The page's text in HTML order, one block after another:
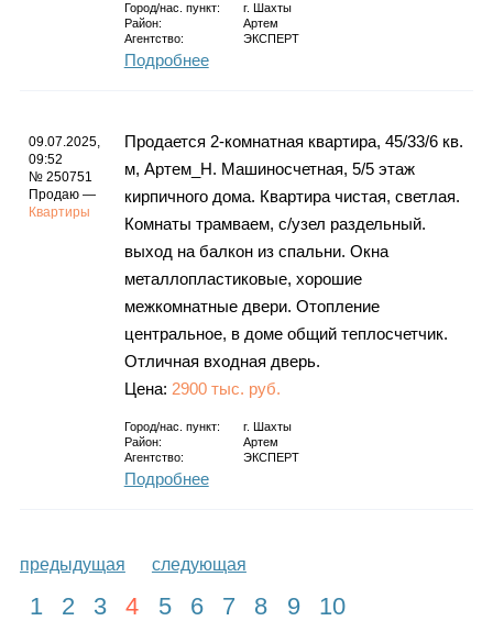
Город/нас. пункт: г.
Шахты
Район:
Артем
Агентство:
ЭКСПЕРТ
Подробнее
09.07.2025,
09:52
№ 250751
Продаю —
Квартиры
Продается 2-комнатная квартира, 45/33/6 кв.
м, Артем_Н. Машиносчетная, 5/5 этаж
кирпичного дома. Квартира чистая, светлая.
Комнаты трамваем, с/узел раздельный.
выход на балкон из спальни. Окна
металлопластиковые, хорошие
межкомнатные двери. Отопление
центральное, в доме общий теплосчетчик.
Отличная входная дверь.
Цена: 2900 тыс. руб.
Город/нас. пункт: г.
Шахты
Район:
Артем
Агентство:
ЭКСПЕРТ
Подробнее
предыдущая следующая
1 2 3 4 5 6 7 8 9 10